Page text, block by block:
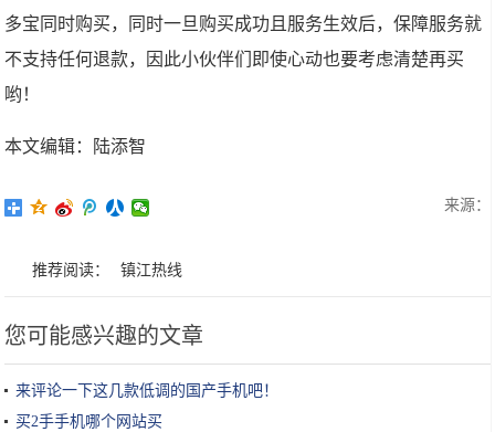
多宝同时购买，同时一旦购买成功且服务生效后，保障服务就
不支持任何退款，因此小伙伴们即使心动也要考虑清楚再买
哟！
本文编辑：陆添智
来源：
推荐阅读： 镇江热线
您可能感兴趣的文章
来评论一下这几款低调的国产手机吧！
买2手手机哪个网站买